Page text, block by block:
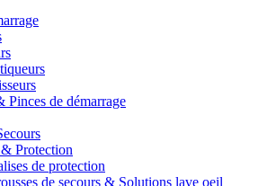
Pinces de démarrage
& Protection
de protection
de secours & Solutions lave oeil